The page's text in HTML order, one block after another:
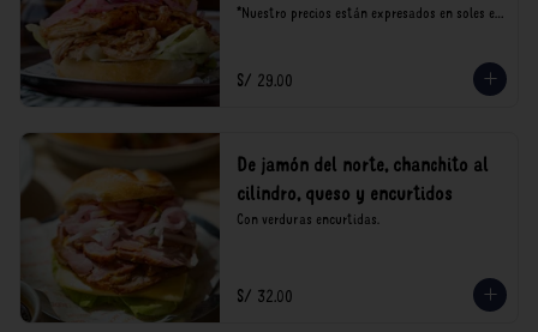
*Nuestro precios están expresados en soles e
S/ 29.00
De jamón del norte, chanchito al
cilindro, queso y encurtidos
Con verduras encurtidas.
S/ 32.00